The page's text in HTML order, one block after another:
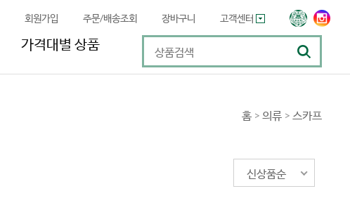
회원가입 주문/배송조회 장바구니 고객센터
가격대별 상품
홈> 의류> 스카프
신상품순